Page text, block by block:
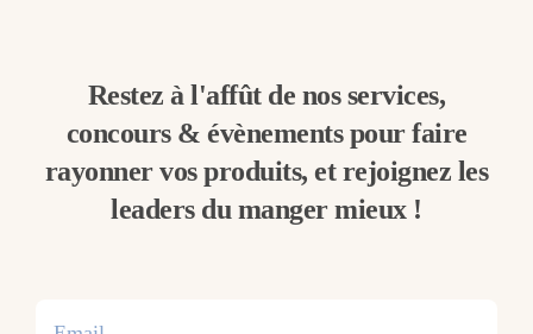
Restez à l'affût de nos services,
concours & évènements pour faire
rayonner vos produits, et rejoignez les
leaders du manger mieux !